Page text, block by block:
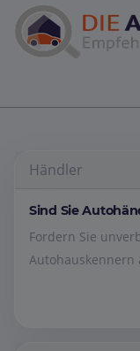
Händler
Sind Sie
Fordern Sie
Autohauskennern